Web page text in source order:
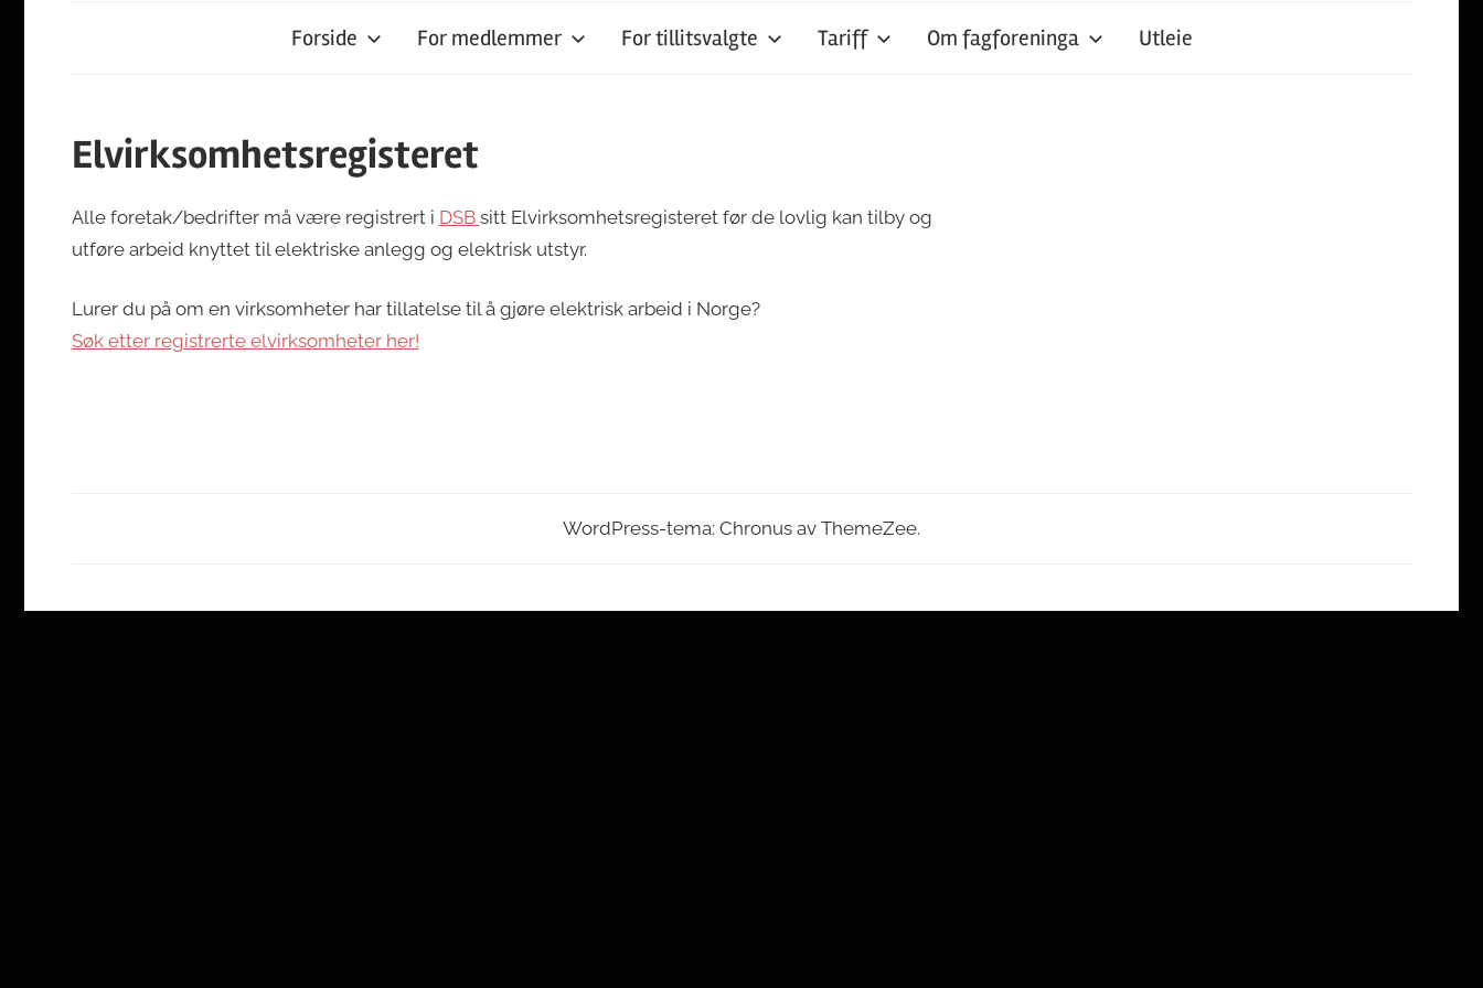
Forside For medlemmer For tillitsvalgte Tariff Om fagforeninga Utleie
Elvirksomhetsregisteret
Alle foretak/bedrifter må være registrert i DSB sitt Elvirksomhetsregisteret før de lovlig kan tilby og
utføre arbeid knyttet til elektriske anlegg og elektrisk utstyr.
Lurer du på om en virksomheter har tillatelse til å gjøre elektrisk arbeid i Norge?
Søk etter registrerte elvirksomheter her!
WordPress-tema: Chronus av ThemeZee.